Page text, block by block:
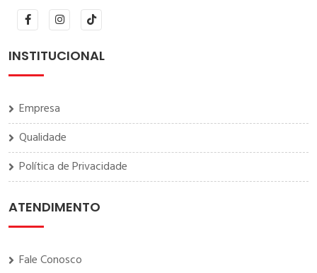
INSTITUCIONAL
Empresa
Qualidade
Política de Privacidade
ATENDIMENTO
Fale Conosco